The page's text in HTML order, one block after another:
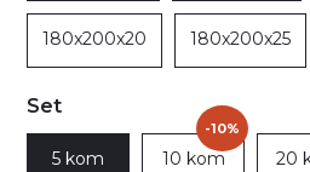
180x200x20 180x200x25
Set
5 kom 10 kom
-10%
20